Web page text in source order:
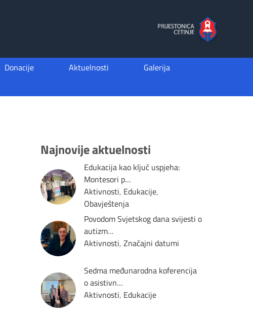
Donacije Aktuelnosti
Galerija
Najnovije aktuelnosti
Edukacija kao ključ uspjeha:
Montesori p…
Aktivnosti, Edukacije,
Obavještenja
Povodom Svjetskog dana svijesti o
autizm…
Aktivnosti, Značajni datumi
Sedma međunarodna koferencija
o asistivn…
Aktivnosti, Edukacije